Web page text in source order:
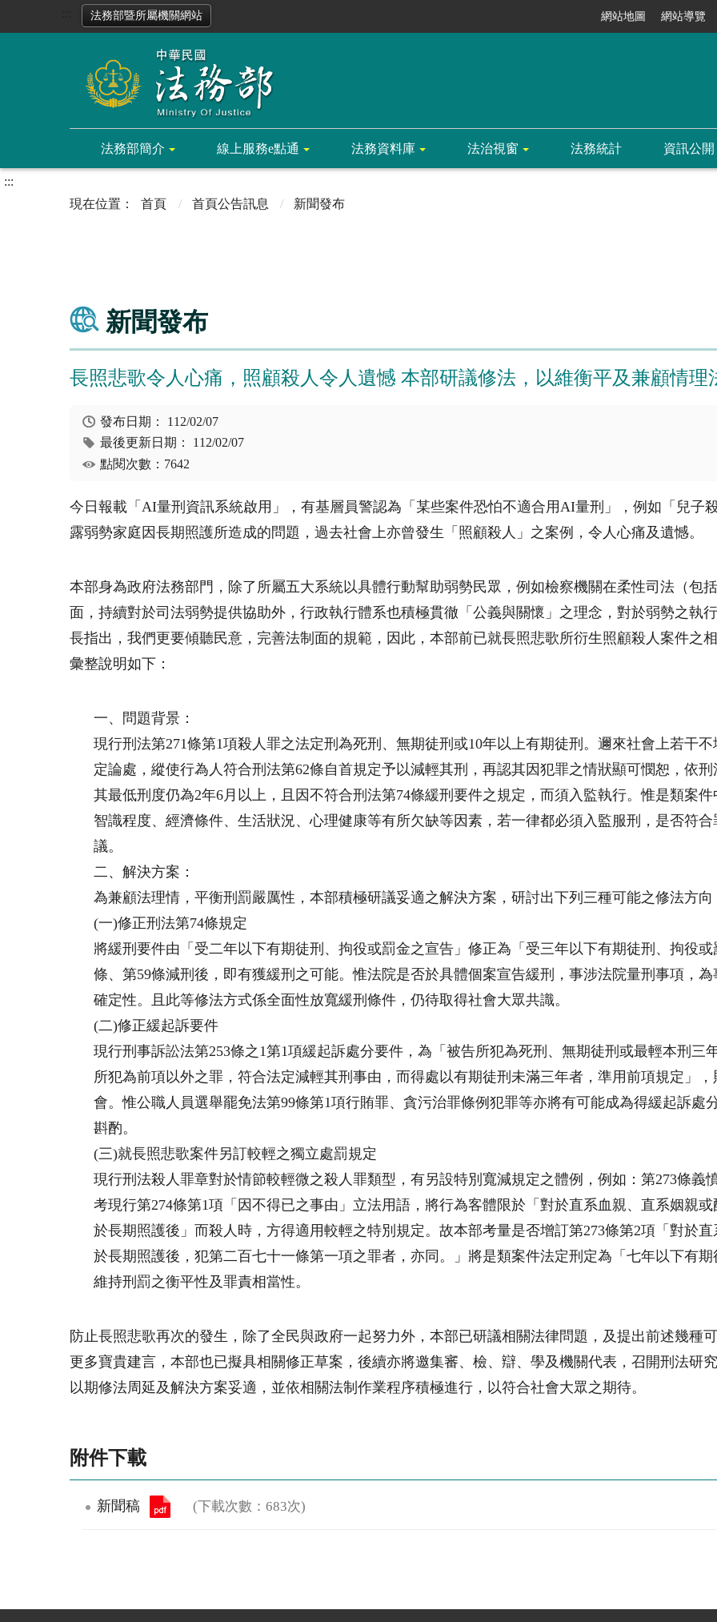
法務部暨所屬機關網站 網站地圖 網站導覽
法務部簡介 線上服務e點通 法務資料庫 法治視窗 法務統計 資訊公開
:::
首頁
首頁公告訊息 新聞發布
新聞發布
長照悲歌令人心痛，照顧殺人令人遺憾 本部研議修法，以維衡平及兼顧情理
發布日期： 112/02/07
最後更新日期： 112/02/07
點閱次數：7642
今日報載「AI量刑資訊系統啟用」，有基層員警認為「某些案件恐怕不適合用AI量刑」，例如「兒子
露弱勢家庭因長期照護所造成的問題，過去社會上亦曾發生「照顧殺人」之案例，令人心痛及遺憾。
本部身為政府法務部門，除了所屬五大系統以具體行動幫助弱勢民眾，例如檢察機關在柔性司法（包
面，持續對於司法弱勢提供協助外，行政執行體系也積極貫徹「公義與關懷」之理念，對於弱勢之執
長指出，我們更要傾聽民意，完善法制面的規範，因此，本部前已就長照悲歌所衍生照顧殺人案件之
彙整說明如下：
一、問題背景：
現行刑法第271條第1項殺人罪之法定刑為死刑、無期徒刑或10年以上有期徒刑。邇來社會上若干
定論處，縱使行為人符合刑法第62條自首規定予以減輕其刑，再認其因犯罪之情狀顯可憫恕，依
其最低刑度仍為2年6月以上，且因不符合刑法第74條緩刑要件之規定，而須入監執行。惟是類案
智識程度、經濟條件、生活狀況、心理健康等有所欠缺等因素，若一律都必須入監服刑，是否符
議。
二、解決方案：
為兼顧法理情，平衡刑罰嚴厲性，本部積極研議妥適之解決方案，研討出下列三種可能之修法方向
(一)修正刑法第74條規定
將緩刑要件由「受二年以下有期徒刑、拘役或罰金之宣告」修正為「受三年以下有期徒刑、拘役
條、第59條減刑後，即有獲緩刑之可能。惟法院是否於具體個案宣告緩刑，事涉法院量刑事項，
確定性。且此等修法方式係全面性放寬緩刑條件，仍待取得社會大眾共識。
(二)修正緩起訴要件
現行刑事訴訟法第253條之1第1項緩起訴處分要件，為「被告所犯為死刑、無期徒刑或最輕本刑三
所犯為前項以外之罪，符合法定減輕其刑事由，而得處以有期徒刑未滿三年者，準用前項規定」
會。惟公職人員選舉罷免法第99條第1項行賄罪、貪污治罪條例犯罪等亦將有可能成為得緩起訴處
斟酌。
(三)就長照悲歌案件另訂較輕之獨立處罰規定
現行刑法殺人罪章對於情節較輕微之殺人罪類型，有另設特別寬減規定之體例，例如：第273條義
考現行第274條第1項「因不得已之事由」立法用語，將行為客體限於「對於直系血親、直系姻親
於長期照護後」而殺人時，方得適用較輕之特別規定。故本部考量是否增訂第273條第2項「對於
於長期照護後，犯第二百七十一條第一項之罪者，亦同。」將是類案件法定刑定為「七年以下有
維持刑罰之衡平性及罪責相當性。
防止長照悲歌再次的發生，除了全民與政府一起努力外，本部已研議相關法律問題，及提出前述幾種
更多寶貴建言，本部也已擬具相關修正草案，後續亦將邀集審、檢、辯、學及機關代表，召開刑法研
以期修法周延及解決方案妥適，並依相關法制作業程序積極進行，以符合社會大眾之期待。
附件下載
新聞稿 (下載次數：683次)